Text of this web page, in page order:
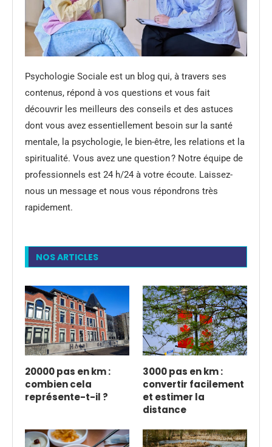
Psychologie Sociale est un blog qui, à travers ses
contenus, répond à vos questions et vous fait
découvrir les meilleurs des conseils et des astuces
dont vous avez essentiellement besoin sur la santé
mentale, la psychologie, le bien-être, les relations et la
spiritualité. Vous avez une question ? Notre équipe de
professionnels est 24 h/24 à votre écoute. Laissez-
nous un message et nous vous répondrons très
rapidement.
NOS ARTICLES
20000 pas en km :
combien cela
représente-t-il ?
3000 pas en km :
convertir facilement
et estimer la
distance